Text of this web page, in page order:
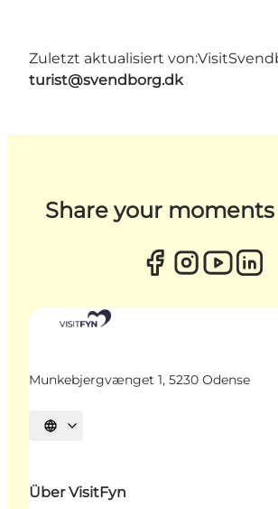
Zuletzt aktualisiert von:
turist@svendborg.dk
Share your
Munkebjergvænget 1, 5230 Odense
Sprache auswählen
Über VisitFyn